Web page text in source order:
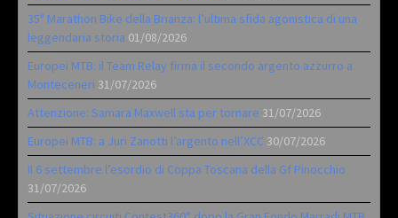
35ª Marathon Bike della Brianza: l’ultima sfida agonistica di una
leggendaria storia 01/08/2026
Europei MTB: il Team Relay firma il secondo argento azzurro a
Monteceneri 31/07/2026
Attenzione: Samara Maxwell sta per tornare 31/07/2026
Europei MTB: a Juri Zanotti l’argento nell’XCC 30/07/2026
Il 6 settembre l’esordio di Coppa Toscana della Gf Pinocchio
31/07/2026